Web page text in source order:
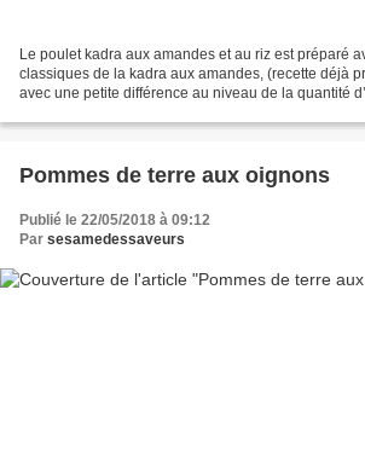
Le poulet kadra aux amandes et au riz est préparé
classiques de la kadra aux amandes, (recette déjà
avec une petite différence au niveau de la quantité
Pommes de terre aux oignons
Publié le 22/05/2018 à 09:12
Par sesamedessaveurs